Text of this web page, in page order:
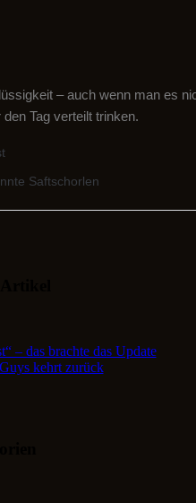
– auch wenn man es
Tag verteilt trinken.
Saftschorlen
– das brachte das Update
kehrt zurück